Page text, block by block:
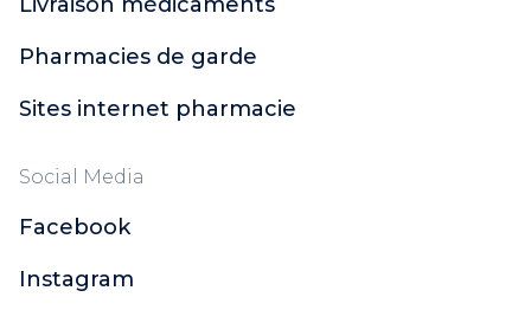
Pharmacies de garde
Sites internet pharmacie
Social Media
Facebook
Instagram